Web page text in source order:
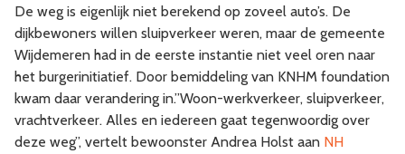
De weg is eigenlijk niet berekend op zoveel auto’s. De
dijkbewoners willen sluipverkeer weren, maar de gemeente
Wijdemeren had in de eerste instantie niet veel oren naar
het burgerinitiatief. Door bemiddeling van KNHM foundation
kwam daar verandering in.”Woon-werkverkeer, sluipverkeer,
vrachtverkeer. Alles en iedereen gaat tegenwoordig over
deze weg”, vertelt bewoonster Andrea Holst aan NH